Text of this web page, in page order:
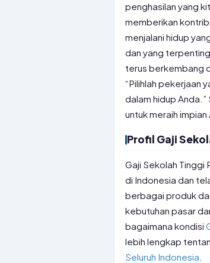
penghasilan yang
memberikan
menjalani hidup
dan yang
terus berkembang
“Pilihlah pekerjaan
dalam hidup
untuk meraih
Profil Gaji
Gaji Sekolah Tinggi
di Indonesia dan
berbagai produk
kebutuhan pasar
bagaimana kondisi
lebih lengkap
Seluruh Indonesia